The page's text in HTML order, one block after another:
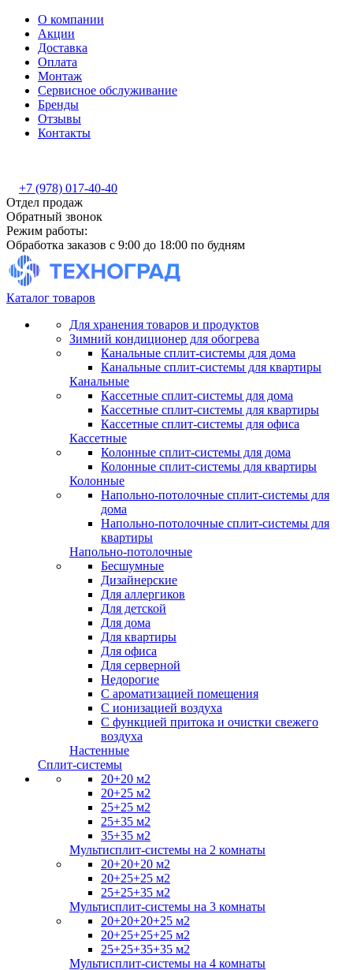
О компании
Акции
Доставка
Оплата
Монтаж
Сервисное обслуживание
Бренды
Отзывы
Контакты
+7 (978) 017-40-40
Отдел продаж
Обратный звонок
Режим работы:
Обработка заказов с 9:00 до 18:00 по будням
Каталог товаров
Для хранения товаров и продуктов
Зимний кондиционер для обогрева
Канальные сплит-системы для дома
Канальные сплит-системы для квартиры
Канальные
Кассетные сплит-системы для дома
Кассетные сплит-системы для квартиры
Кассетные сплит-системы для офиса
Кассетные
Колонные сплит-системы для дома
Колонные сплит-системы для квартиры
Колонные
Напольно-потолочные сплит-системы для
дома
Напольно-потолочные сплит-системы для
квартиры
Напольно-потолочные
Бесшумные
Дизайнерские
Для аллергиков
Для детской
Для дома
Для квартиры
Для офиса
Для серверной
Недорогие
С ароматизацией помещения
С ионизацией воздуха
С функцией притока и очистки свежего
воздуха
Настенные
Сплит-системы
20+20 м2
20+25 м2
25+25 м2
25+35 м2
35+35 м2
Мультисплит-системы на 2 комнаты
20+20+20 м2
20+25+25 м2
25+25+35 м2
Мультисплит-системы на 3 комнаты
20+20+20+25 м2
20+25+25+25 м2
25+25+35+35 м2
Мультисплит-системы на 4 комнаты